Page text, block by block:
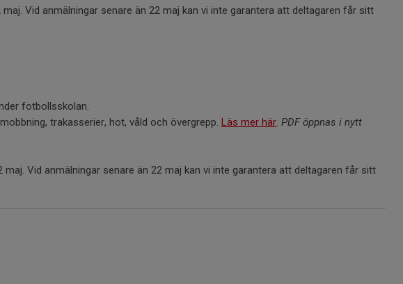
Vid anmälningar senare än 22 maj kan vi inte garantera att deltagaren får sitt
fotbollsskolan.
trakasserier, hot, våld och övergrepp. Läs mer här. PDF öppnas i nytt
maj. Vid anmälningar senare än 22 maj kan vi inte garantera att deltagaren får sitt